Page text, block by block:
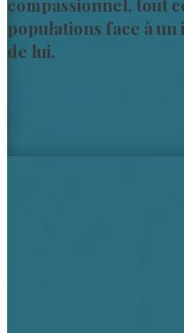
compassionnel, tout
populations face à
de lui.